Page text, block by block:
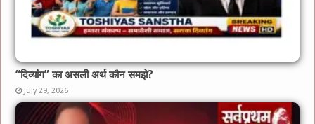
“दिव्यांग” का असली अर्थ कौन समझे?
July 29, 2026